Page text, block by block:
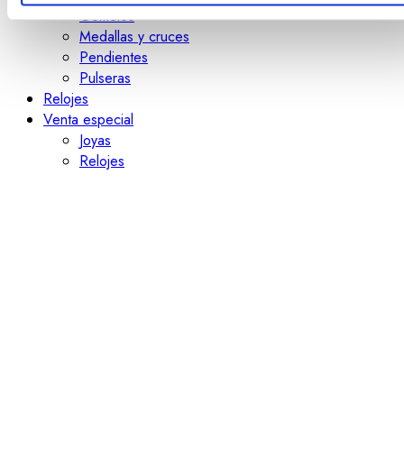
Gemelos
Medallas y cruces
Pendientes
Pulseras
Relojes
Venta especial
Joyas
Relojes